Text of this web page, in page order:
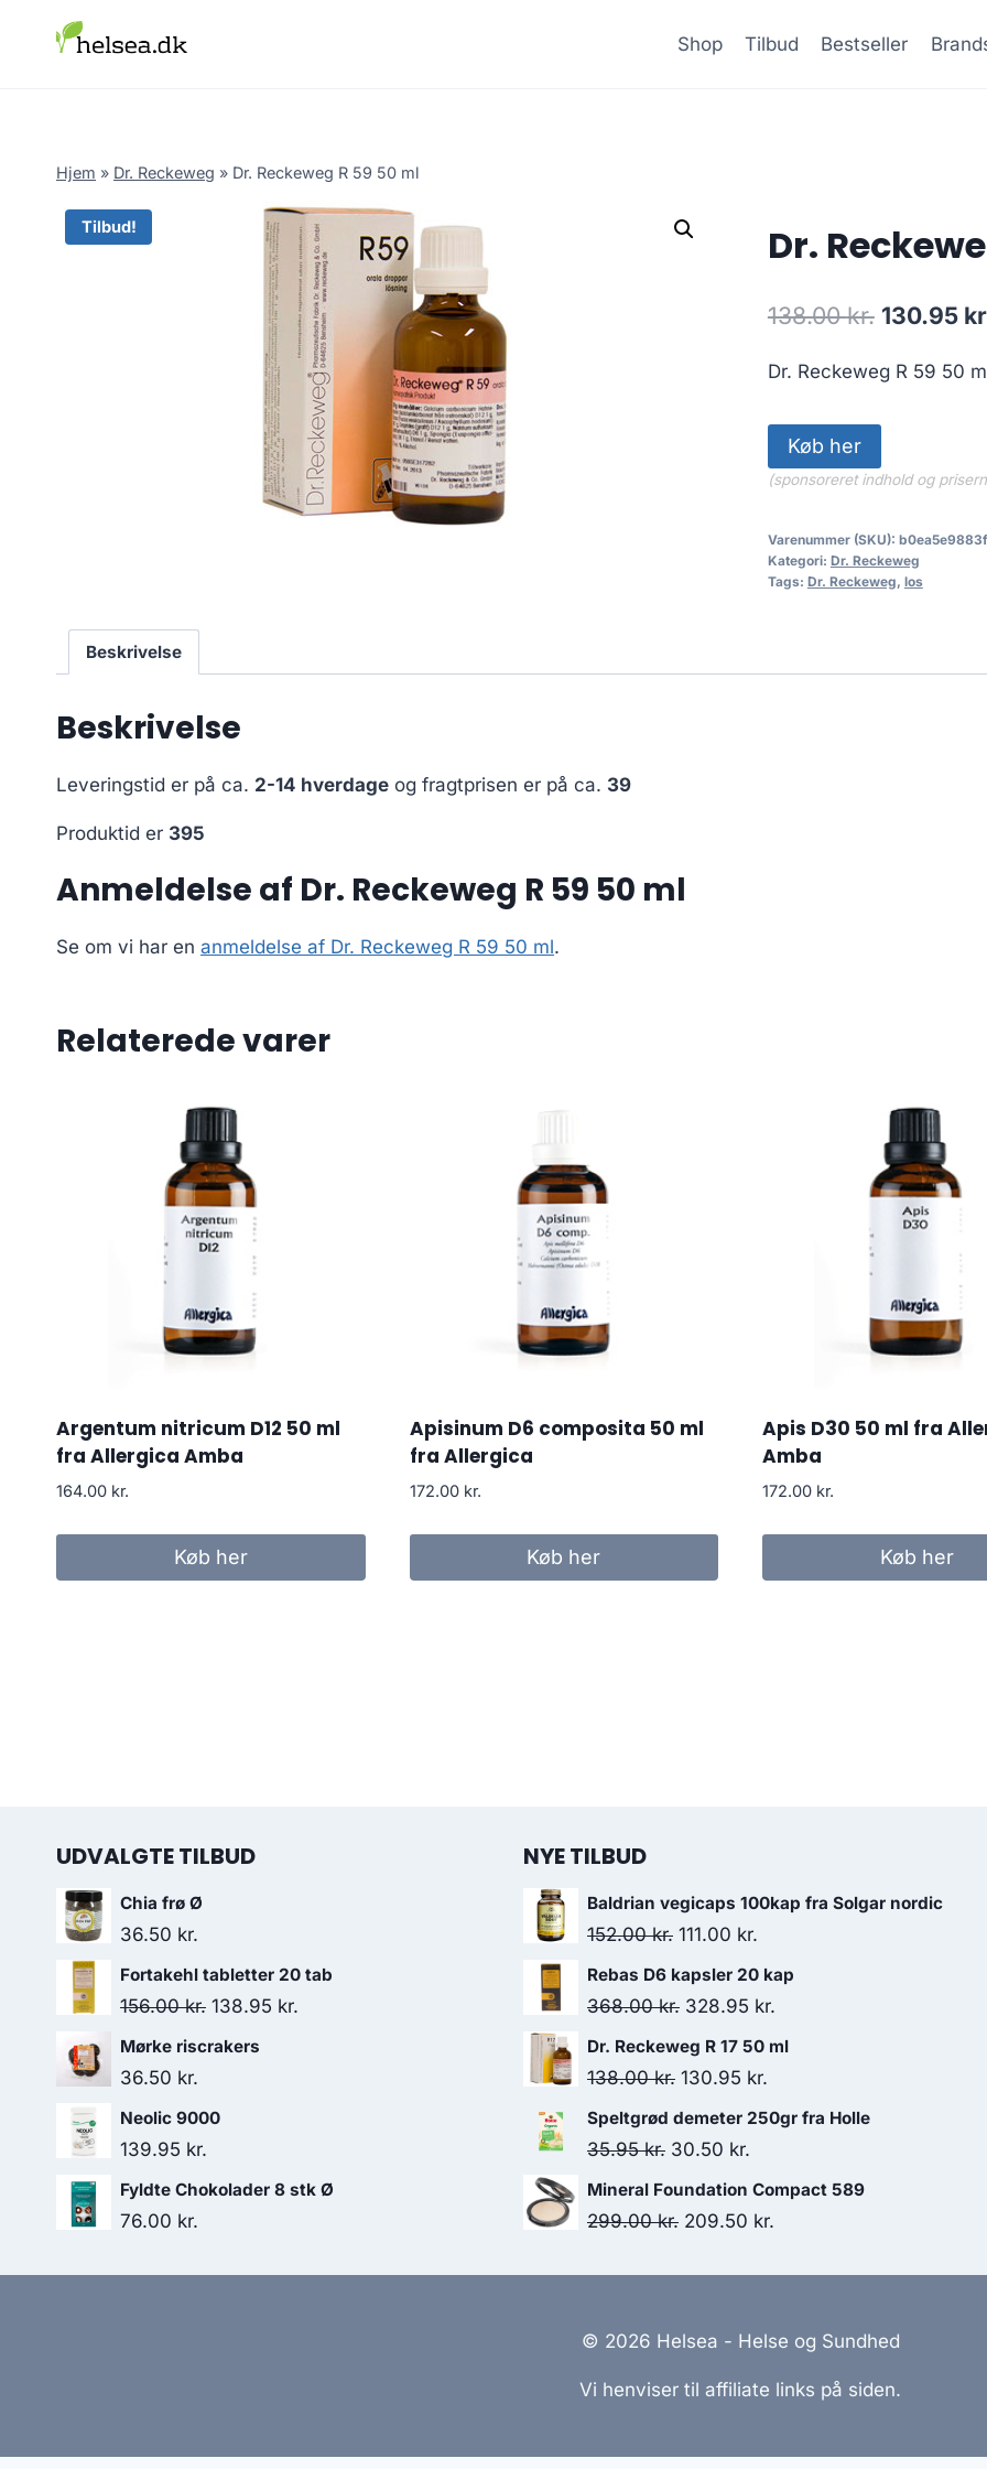
Shop Tilbud Bestseller
Hjem » Dr. Reckeweg » Dr. Reckeweg R 59 50 ml
Tilbud! Dr.
138.00kr. Den
pris
var:
138.00
130.95
Dr. Reckeweg R 59 50
Køb her
(sponsoreret indhold og
Varenummer (SKU):
Kategori: Dr. Reckeweg
Tags: Dr. Reckeweg, los
Beskrivelse
Beskrivelse
Leveringstid er på ca. 2-14 hverdage og fragtprisen er på ca. 39
Produktid er 395
Anmeldelse af Dr. Reckeweg R 59 50 ml
Se om vi har en anmeldelse af Dr. Reckeweg R 59 50 ml.
Relaterede varer
Argentum nitricum D12 50 ml
fra Allergica Amba
164.00 kr.
Køb her
Apisinum D6 composita 50 ml
fra Allergica
172.00 kr.
Køb her
Apis D30 50 ml fra
Amba
172.00 kr.
Køb her
UDVALGTE TILBUD
Chia frø Ø
36.50 kr.
Fortakehl tabletter 20 tab
156.00kr. Den
oprindelige
138.95 kr.
Mørke riscrakers
36.50 kr.
Neolic 9000
139.95 kr.
Fyldte Chokolader 8 stk Ø
76.00 kr.
NYE TILBUD
Baldrian vegicaps 100kap fra Solgar nordic
152.00kr. Den
oprindelige
pris
152.00 kr..
111.00 kr.
aktuelle
pris
Rebas D6 kapsler 20 kap
368.00kr. Den
oprindelige
pris
368.00 kr..
328.95 kr.
aktuelle
Dr. Reckeweg R 17 50 ml
138.00kr. Den
oprindelige
pris
138.00 kr..
130.95 kr.
aktuelle
Speltgrød demeter 250gr fra Holle
35.95kr. Den
oprindelige
pris
35.95 kr..
30.50 kr.
aktuelle
pris
30.50 kr..
Mineral Foundation Compact 589
299.00kr. Den
299.00 kr..
209.50 kr.
209.50 kr..
© 2026 Helsea - Helse og Sundhed
Vi henviser til affiliate links på siden.